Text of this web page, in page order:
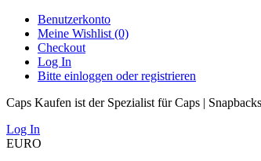
Benutzerkonto
Meine Wishlist (0)
Checkout
Log In
Bitte einloggen oder registrieren
Caps Kaufen ist der Spezialist für Caps |
Log In
EURO